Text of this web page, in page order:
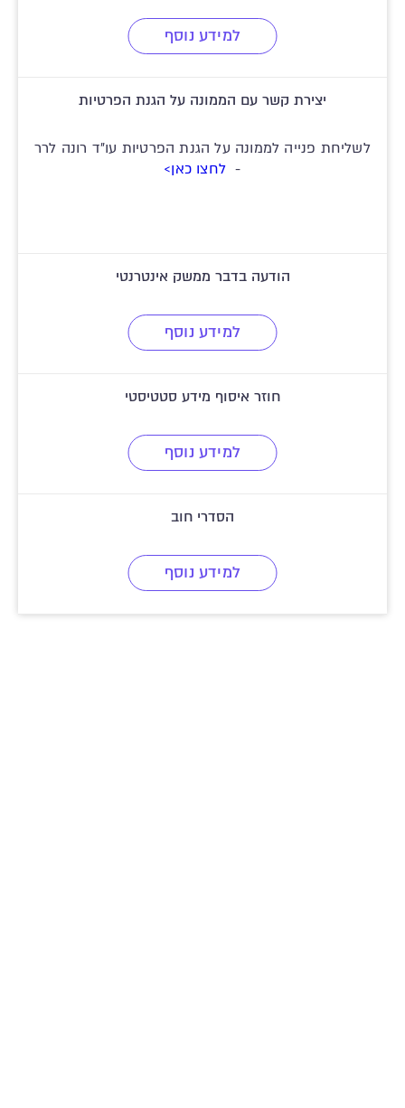
למידע נוסף
יצירת קשר עם הממונה על הגנת הפרטיות
לשליחת פנייה לממונה על הגנת הפרטיות עו"ד רונה לרר
- לחצו כאן>
הודעה בדבר ממשק אינטרנטי
למידע נוסף
חוזר איסוף מידע סטטיסטי
למידע נוסף
הסדרי חוב
למידע נוסף